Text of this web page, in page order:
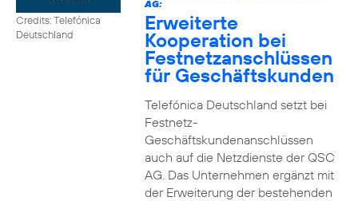
Credits: Telefónica
Deutschland
AG:
Erweiterte
Kooperation bei
Festnetzanschlüssen
für Geschäftskunden
Telefónica Deutschland setzt bei
Festnetz-
Geschäftskundenanschlüssen
auch auf die Netzdienste der QSC
AG. Das Unternehmen ergänzt mit
der Erweiterung der bestehenden